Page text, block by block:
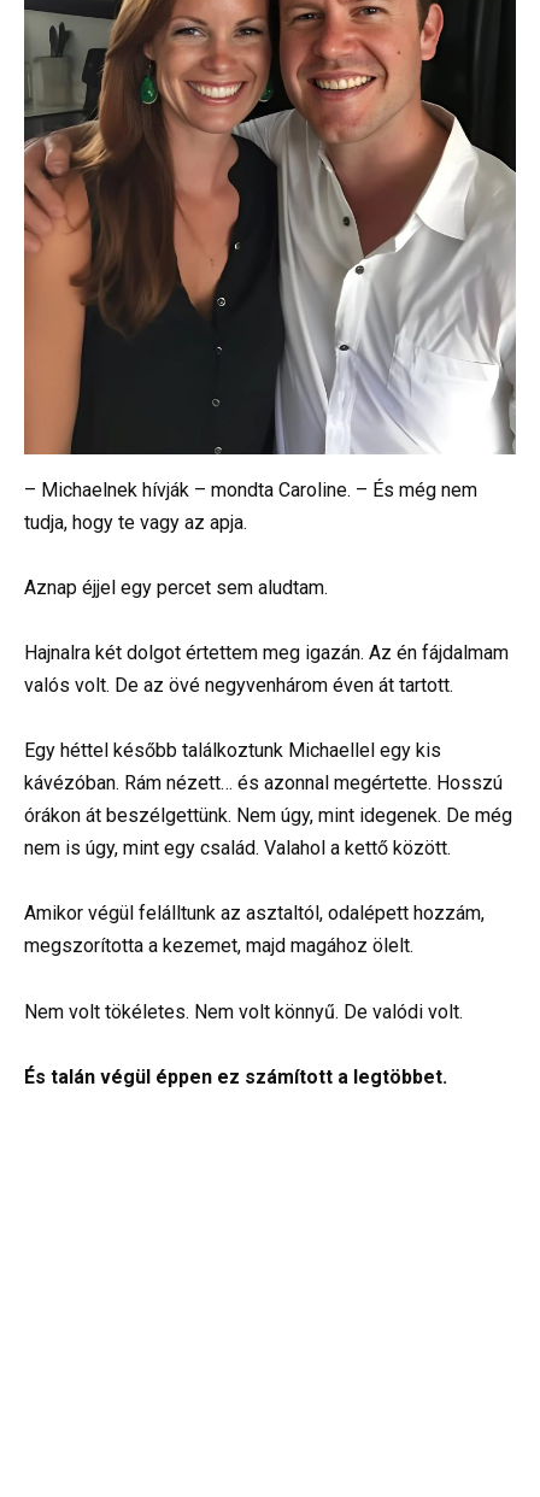
– Michaelnek hívják – mondta Caroline. – És még nem
tudja, hogy te vagy az apja.
Aznap éjjel egy percet sem aludtam.
Hajnalra két dolgot értettem meg igazán. Az én fájdalmam
valós volt. De az övé negyvenhárom éven át tartott.
Egy héttel később találkoztunk Michaellel egy kis
kávézóban. Rám nézett… és azonnal megértette. Hosszú
órákon át beszélgettünk. Nem úgy, mint idegenek. De még
nem is úgy, mint egy család. Valahol a kettő között.
Amikor végül felálltunk az asztaltól, odalépett hozzám,
megszorította a kezemet, majd magához ölelt.
Nem volt tökéletes. Nem volt könnyű. De valódi volt.
És talán végül éppen ez számított a legtöbbet.